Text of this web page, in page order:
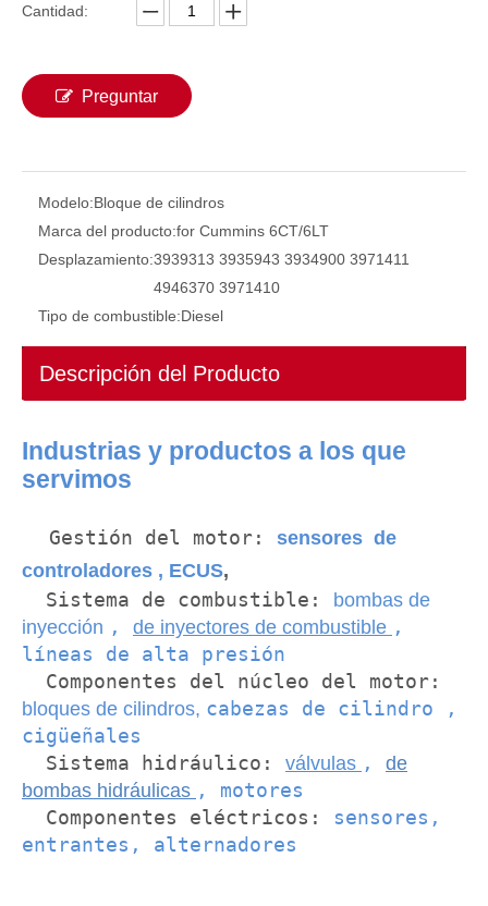
Cantidad:
Preguntar
Modelo:Bloque de cilindros
Marca del producto:for Cummins 6CT/6LT
Desplazamiento:3939313 3935943 3934900 3971411
4946370 3971410
Tipo de combustible:Diesel
Descripción del Producto
Industrias y productos a los que
servimos
Gestión del motor: sensores de
controladores , ECUS,
Sistema de combustible: bombas de
inyección , de inyectores de combustible ,
líneas de alta presión
Componentes del núcleo del motor:
bloques de cilindros, cabezas de cilindro
,
cigüeñales
Sistema hidráulico: válvulas , de
bombas hidráulicas , motores
Componentes eléctricos: sensores,
entrantes, alternadores